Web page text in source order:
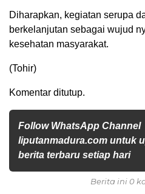
Diharapkan, kegiatan serupa
berkelanjutan sebagai wujud
kesehatan masyarakat.
(Tohir)
Komentar ditutup.
Follow WhatsApp Channel
liputanmadura.com untuk
berita terbaru setiap hari
Berita ini 0